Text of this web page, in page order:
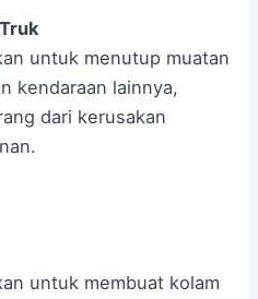
untuk menutup muatan
kendaraan lainnya,
dari kerusakan
untuk membuat kolam